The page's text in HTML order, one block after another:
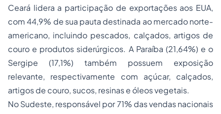
Ceará lidera a participação de exportações aos EUA,
com 44,9% de sua pauta destinada ao mercado norte-
americano, incluindo pescados, calçados, artigos de
couro e produtos siderúrgicos. A Paraíba (21,64%) e o
Sergipe (17,1%) também possuem exposição
relevante, respectivamente com açúcar, calçados,
artigos de couro, sucos, resinas e óleos vegetais.
No Sudeste, responsável por 71% das vendas nacionais